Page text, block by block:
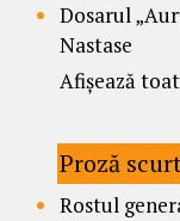
Dosarul
Nastase
Afișează
Proză
Rostul